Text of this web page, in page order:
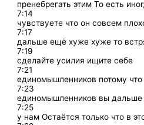
пренебрегать этим То есть
7:14
чувствуете что он совсем
7:17
дальше ещё хуже хуже то
7:19
сделайте усилия ищите себе
7:21
единомышленников потому что
7:23
единомышленников вы дальше
7:25
у нам Остаётся только что в